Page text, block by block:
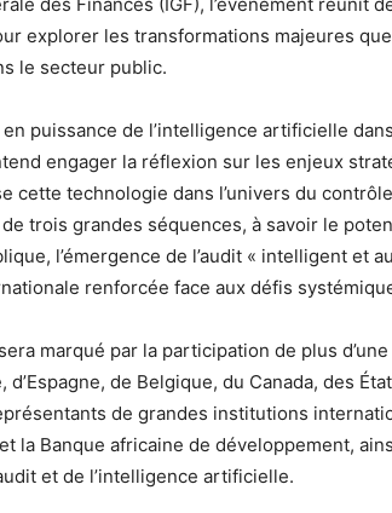
explorer les transformations majeures que
le secteur public.
en puissance de l’intelligence artificielle
engager la réflexion sur les enjeux
cette technologie dans l’univers du
trois grandes séquences, à savoir le
l’émergence de l’audit « intelligent et
renforcée face aux défis
marqué par la participation de plus
d’Espagne, de Belgique, du Canada, des
de grandes institutions
la Banque africaine de développement,
et de l’intelligence artificielle.